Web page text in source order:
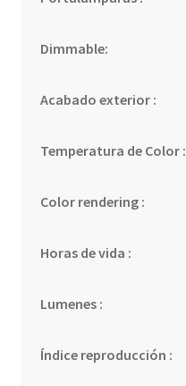
Dimmable:
Acabado exterior :
Temperatura de Color :
Color rendering :
Horas de vida :
Lumenes :
Índice reproducción :